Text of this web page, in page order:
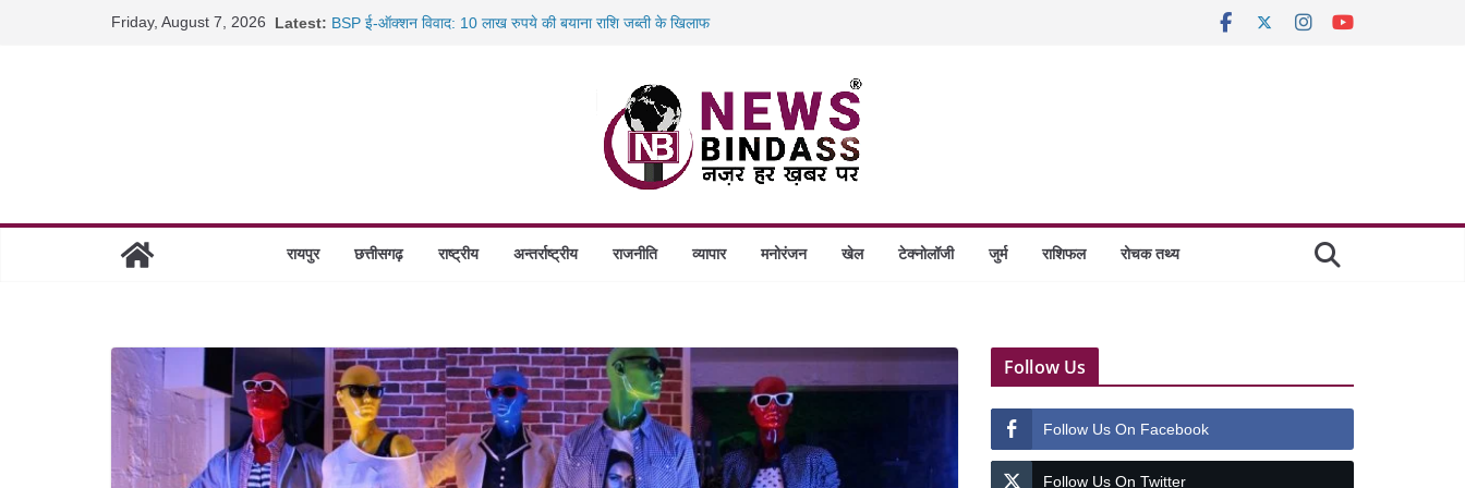
Friday, August 7, 2026 Latest: BSP ई-ऑक्शन विवाद: 10 लाख रुपये की बयाना राशि जब्ती के खिलाफ
छत्तीसगढ़ में 1460 गोधाम होंगे स्थापित, हर विकासखंड के 10 उत्कृष्ट गोठानों
साइबर ठगी पर दुर्ग पुलिस का बड़ा एक्शन: 13 म्यूल बैंक खाताधारक गिरफ्तार
रायपुर छत्तीसगढ़ राष्ट्रीय अन्तर्राष्ट्रीय राजनीति व्यापार मनोरंजन खेल टेक्नोलॉजी जुर्म राशिफल रोचक तथ्य
Follow Us
Follow Us On Facebook
Follow Us On Twitter